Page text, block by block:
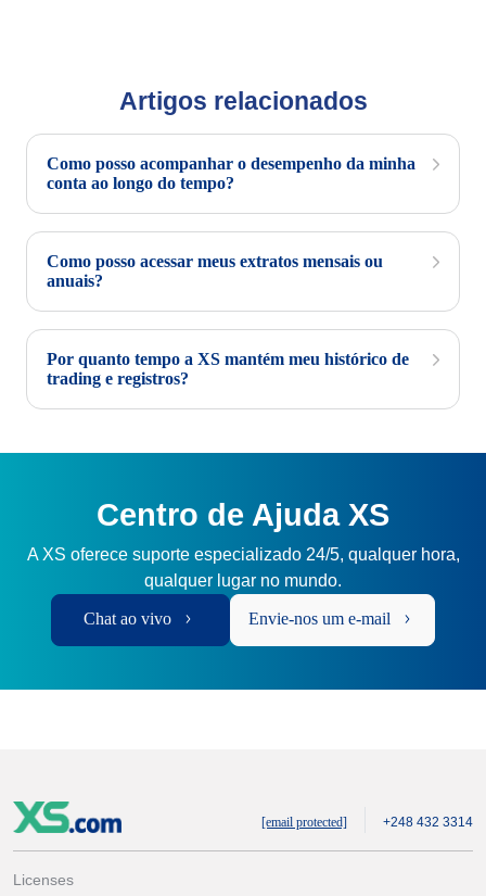
Artigos relacionados
Como posso acompanhar o desempenho da minha
conta ao longo do tempo?
Como posso acessar meus extratos mensais ou
anuais?
Por quanto tempo a XS mantém meu histórico de
trading e registros?
Centro de Ajuda XS
A XS oferece suporte especializado 24/5, qualquer hora,
qualquer lugar no mundo.
Chat ao vivo Envie-nos um e-mail
[email protected] +248 432 3314
Licenses